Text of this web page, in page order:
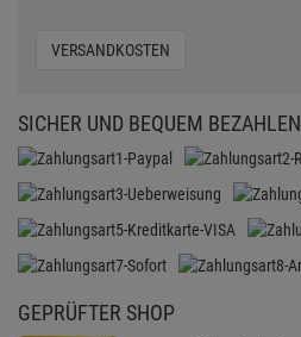
VERSANDKOSTEN
SICHER UND BEQUEM BEZAHLEN
GEPRÜFTER SHOP